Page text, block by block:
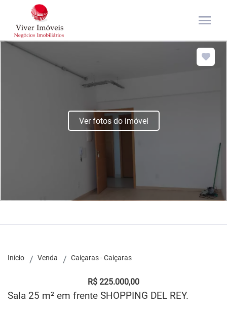
menu
Ver fotos do imóvel
Início Venda Caiçaras - Caiçaras
R$ 225.000,00
Sala 25 m² em frente SHOPPING DEL REY.